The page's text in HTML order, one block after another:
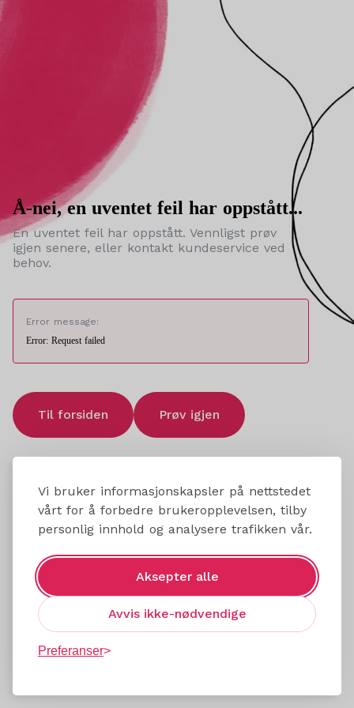
Vi bruker informasjonskapsler på nettstedet
vårt for å forbedre brukeropplevelsen, tilby
personlig innhold og analysere trafikken vår.
Aksepter alle
Avvis ikke-nødvendige
Preferanser
Å-nei, en uventet feil har oppstått...
En uventet feil har oppstått. Vennligst prøv
igjen senere, eller kontakt kundeservice ved
behov.
Error message:
Error: Request failed
Til forsiden Prøv igjen